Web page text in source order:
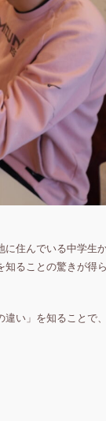
に住んでいる中学生
知ることの驚きが得
違い」を知ることで